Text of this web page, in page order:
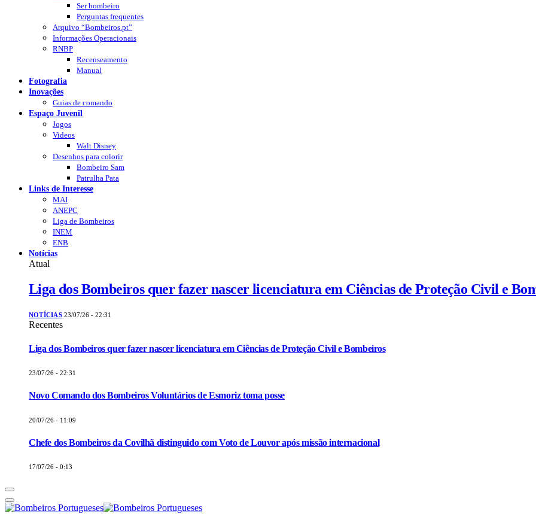
Ser bombeiro
Perguntas frequentes
Arquivo “Bombeiros.pt”
Informações Operacionais
RNBP
Recenseamento
Manual
Fotografia
Inovações
Guias de comando
Espaço Juvenil
Jogos
Videos
Walt Disney
Desenhos para colorir
Bombeiro Sam
Patrulha Pata
Links de Interesse
MAI
ANEPC
Liga de Bombeiros
INEM
ENB
Notícias
Atual
Liga dos Bombeiros quer fazer nascer licenciatura em Ciências de Proteção Civil e
NOTÍCIAS 23/07/26 - 22:31
Recentes
Liga dos Bombeiros quer fazer nascer licenciatura em Ciências de Proteção Civil e Bombeiros
23/07/26 - 22:31
Novo Comando dos Bombeiros Voluntários de Esmoriz toma posse
20/07/26 - 11:09
Chefe dos Bombeiros da Covilhã distinguido com Voto de Louvor após missão internacional
17/07/26 - 0:13